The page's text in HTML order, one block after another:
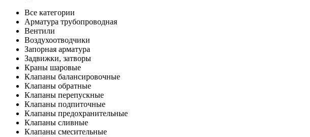
Все категории
Арматура трубопроводная
Вентили
Воздухоотводчики
Запорная арматура
Задвижки, затворы
Краны шаровые
Клапаны балансировочные
Клапаны обратные
Клапаны перепускные
Клапаны подпиточные
Клапаны предохранительные
Клапаны сливные
Клапаны смесительные